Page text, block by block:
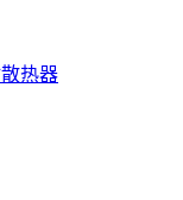
热器